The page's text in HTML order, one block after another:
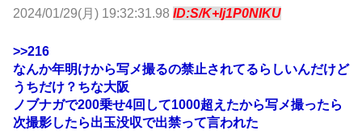
2024/01/29(月) 19:32:31.98 ID:S/K+Ij1P0NIKU
>>216
なんか年明けから写メ撮るの禁止されてるらしいんだけど
うちだけ？ちな大阪
ノブナガで200乗せ4回して1000超えたから写メ撮ったら
次撮影したら出玉没収で出禁って言われた